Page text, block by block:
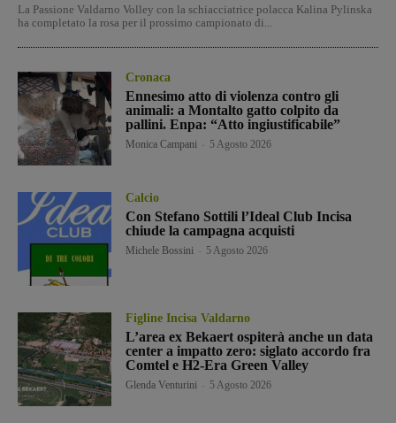
La Passione Valdarno Volley con la schiacciatrice polacca Kalina Pylinska
ha completato la rosa per il prossimo campionato di...
Cronaca
Ennesimo atto di violenza contro gli
animali: a Montalto gatto colpito da
pallini. Enpa: “Atto ingiustificabile”
Monica Campani 5 Agosto 2026
Calcio
Con Stefano Sottili l’Ideal Club Incisa
chiude la campagna acquisti
Michele Bossini 5 Agosto 2026
Figline Incisa Valdarno
L’area ex Bekaert ospiterà anche un data
center a impatto zero: siglato accordo fra
Comtel e H2-Era Green Valley
Glenda Venturini 5 Agosto 2026